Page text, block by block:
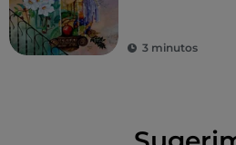
3 minutos